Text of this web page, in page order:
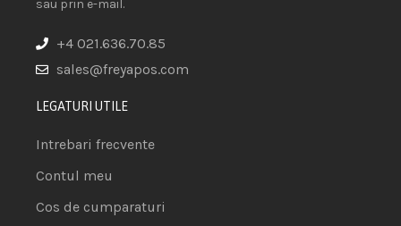
sau prin e-mail.
+4 021.636.70.85
sales@freyapos.com
LEGATURI UTILE
Intrebari frecvente
Contul meu
Cos de cumparaturi